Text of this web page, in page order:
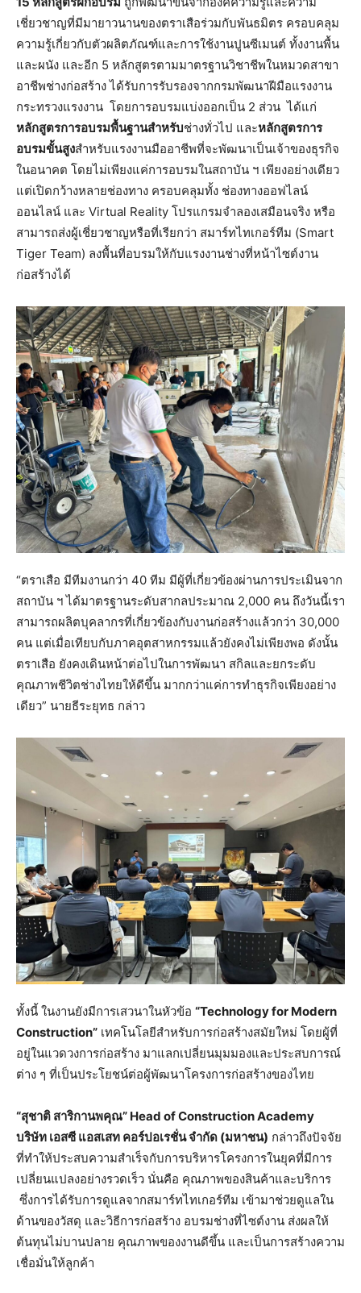
เชี่ยวชาญที่มีมายาวนานของตราเสือร่วมกับพันธมิตร ครอบคลุม
ความรู้เกี่ยวกับตัวผลิตภัณฑ์และการใช้งานปูนซีเมนต์ ทั้งงานพื้น
และผนัง และอีก 5 หลักสูตรตามมาตรฐานวิชาชีพในหมวดสาขา
อาชีพช่างก่อสร้าง ได้รับการรับรองจากกรมพัฒนาฝีมือแรงงาน
กระทรวงแรงงาน โดยการอบรมแบ่งออกเป็น 2 ส่วน ได้แก่
หลักสูตรการอบรมพื้นฐานสำหรับช่างทั่วไป และหลักสูตรการ
อบรมขั้นสูงสำหรับแรงงานมืออาชีพที่จะพัฒนาเป็นเจ้าของธุรกิจ
ในอนาคต โดยไม่เพียงแค่การอบรมในสถาบัน ฯ เพียงอย่างเดียว
แต่เปิดกว้างหลายช่องทาง ครอบคลุมทั้ง ช่องทางออฟไลน์
ออนไลน์ และ Virtual Reality โปรแกรมจำลองเสมือนจริง หรือ
สามารถส่งผู้เชี่ยวชาญหรือที่เรียกว่า สมาร์ทไทเกอร์ทีม (Smart
Tiger Team) ลงพื้นที่อบรมให้กับแรงงานช่างที่หน้าไซต์งาน
ก่อสร้างได้
“ตราเสือ มีทีมงานกว่า 40 ทีม มีผู้ที่เกี่ยวข้องผ่านการประเมินจาก
สถาบัน ฯ ได้มาตรฐานระดับสากลประมาณ 2,000 คน ถึงวันนี้เรา
สามารถผลิตบุคลากรที่เกี่ยวข้องกับงานก่อสร้างแล้วกว่า 30,000
คน แต่เมื่อเทียบกับภาคอุตสาหกรรมแล้วยังคงไม่เพียงพอ ดังนั้น
ตราเสือ ยังคงเดินหน้าต่อไปในการพัฒนา สกิลและยกระดับ
คุณภาพชีวิตช่างไทยให้ดีขึ้น มากกว่าแค่การทำธุรกิจเพียงอย่าง
เดียว” นายธีระยุทธ กล่าว
ทั้งนี้ ในงานยังมีการเสวนาในหัวข้อ “Technology for Modern
Construction” เทคโนโลยีสำหรับการก่อสร้างสมัยใหม่ โดยผู้ที่
อยู่ในแวดวงการก่อสร้าง มาแลกเปลี่ยนมุมมองและประสบการณ์
ต่าง ๆ ที่เป็นประโยชน์ต่อผู้พัฒนาโครงการก่อสร้างของไทย
“สุชาติ สาริกานพคุณ” Head of Construction Academy
บริษัท เอสซี แอสเสท คอร์ปอเรชั่น จำกัด (มหาชน) กล่าวถึงปัจจัย
ที่ทำให้ประสบความสำเร็จกับการบริหารโครงการในยุคที่มีการ
เปลี่ยนแปลงอย่างรวดเร็ว นั่นคือ คุณภาพของสินค้าและบริการ
ซึ่งการได้รับการดูแลจากสมาร์ทไทเกอร์ทีม เข้ามาช่วยดูแลใน
ด้านของวัสดุ และวิธีการก่อสร้าง อบรมช่างที่ไซต์งาน ส่งผลให้
ต้นทุนไม่บานปลาย คุณภาพของงานดีขึ้น และเป็นการสร้างความ
เชื่อมั่นให้ลูกค้า